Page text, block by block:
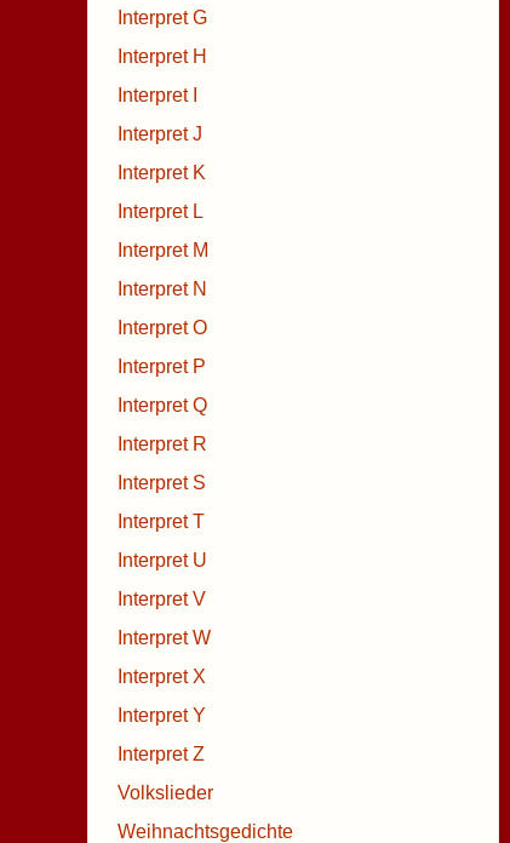
Interpret G
Interpret H
Interpret I
Interpret J
Interpret K
Interpret L
Interpret M
Interpret N
Interpret O
Interpret P
Interpret Q
Interpret R
Interpret S
Interpret T
Interpret U
Interpret V
Interpret W
Interpret X
Interpret Y
Interpret Z
Volkslieder
Weihnachtsgedichte